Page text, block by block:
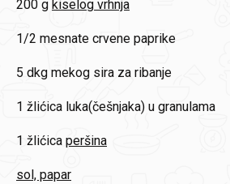
200 g kiselog vrhnja
1/2 mesnate crvene paprike
5 dkg mekog sira za ribanje
1 žlićica luka(češnjaka) u granulama
1 žlićica peršina
sol, papar